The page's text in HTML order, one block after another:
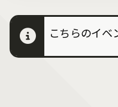
こちらのイベ